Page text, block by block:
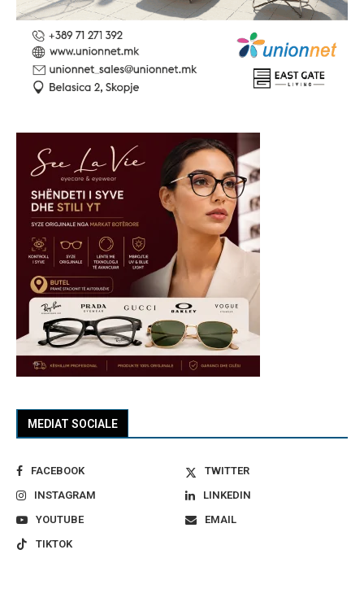
MEDIAT SOCIALE
FACEBOOK
TWITTER
INSTAGRAM
LINKEDIN
YOUTUBE
EMAIL
TIKTOK